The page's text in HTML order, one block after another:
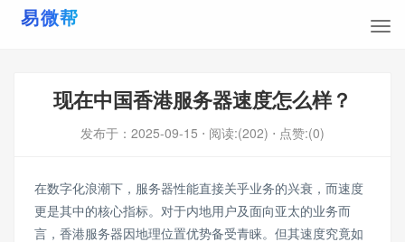
现在中国香港服务器速度怎么样？
发布于： 2025-09-15 ⋅ 阅读:(202) ⋅ 点赞:(0)
在数字化浪潮下，服务器性能直接关乎业务的兴衰，而速度
更是其中的核心指标。对于内地用户及面向亚太的业务而
言，香港服务器因地理位置优势备受青睐。但其速度究竟如